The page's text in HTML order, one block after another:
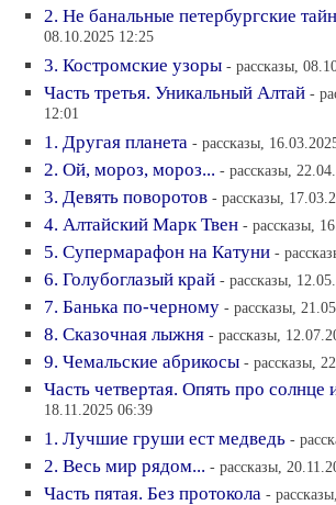
2. Не банальные петербургские
08.10.2025 12:25
3. Костромские узоры - рассказы,
Часть третья. Уникальный Алтай -
12:01
1. Другая планета - рассказы,
2. Ой, мороз, мороз... - рассказы,
3. Девять поворотов - рассказы,
4. Алтайский Марк Твен - рассказы,
5. Супермарафон на Катуни -
6. Голубоглазый край - рассказы,
7. Банька по-черному - рассказы,
8. Сказочная лыжня - рассказы,
9. Чемальские абрикосы - рассказы,
Часть четвертая. Опять про солнце
18.11.2025 06:39
1. Лучшие груши ест медведь -
2. Весь мир рядом... - рассказы,
Часть пятая. Без протокола -